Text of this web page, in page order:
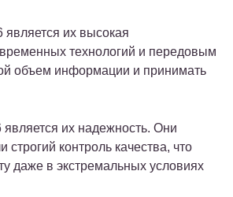
их высокая
технологий и передовым
объем информации и принимать
их надежность. Они
контроль качества, что
даже в экстремальных условиях